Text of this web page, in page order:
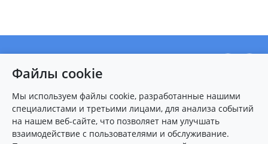
О центре
Новости
Пациентам
Карта сайта
Контакты
Файлы cookie
Мы используем файлы cookie, разработанные нашими
специалистами и третьими лицами, для анализа событий
на нашем веб-сайте, что позволяет нам улучшать
взаимодействие с пользователями и обслуживание.